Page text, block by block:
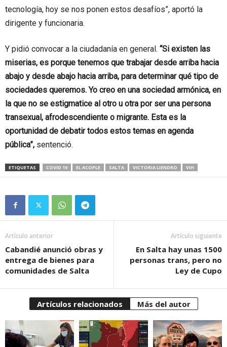
tecnología, hoy se nos ponen estos desafíos”, aportó la
dirigente y funcionaria.
Y pidió convocar a la ciudadanía en general. “Si existen las
miserias, es porque tenemos que trabajar desde arriba hacia
abajo y desde abajo hacia arriba, para determinar qué tipo de
sociedades queremos. Yo creo en una sociedad armónica, en
la que no se estigmatice al otro u otra por ser una persona
transexual, afrodescendiente o migrante. Esta es la
oportunidad de debatir todos estos temas en agenda
pública”, sentenció.
ETIQUETAS COVID 19 EL ACOPLE SALTA VICTORIA LIENDRO VIH
Artículo anterior
Cabandié anunció obras y
entrega de bienes para
comunidades de Salta
Artículo siguiente
En Salta hay unas 1500
personas trans, pero no
Ley de Cupo
Artículos relacionados Más del autor